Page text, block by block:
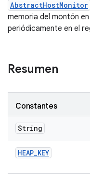
AbstractHostMonitor
memoria del montón
periódicamente en el
Resumen
Constantes
String
HEAP_KEY